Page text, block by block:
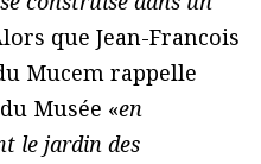
que Jean-Francois
Mucem rappelle
Musée «en
le jardin des